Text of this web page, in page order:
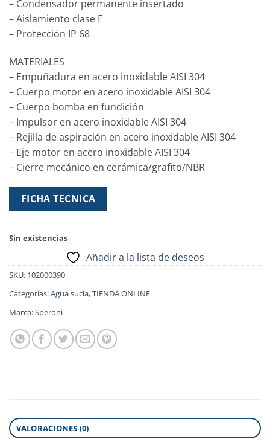
– Condensador permanente insertado
– Aislamiento clase F
– Protección IP 68
MATERIALES
– Empuñadura en acero inoxidable AISI 304
– Cuerpo motor en acero inoxidable AISI 304
– Cuerpo bomba en fundición
– Impulsor en acero inoxidable AISI 304
– Rejilla de aspiración en acero inoxidable AISI 304
– Eje motor en acero inoxidable AISI 304
– Cierre mecánico en cerámica/grafito/NBR
FICHA TECNICA
Sin existencias
Añadir a la lista de deseos
SKU: 102000390
Categorías:Agua sucia,TIENDA ONLINE
Marca:Speroni
VALORACIONES (0)